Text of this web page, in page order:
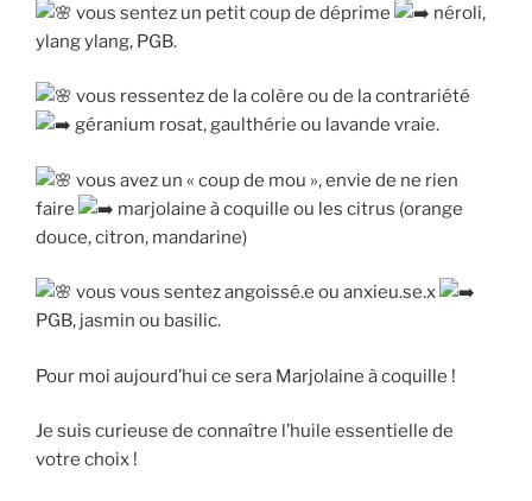
vous sentez un petit coup de déprime
néroli,
ylang ylang, PGB.
vous ressentez de la colère ou de la contrariété
géranium rosat, gaulthérie ou lavande vraie.
vous avez un « coup de mou », envie de ne rien
faire
marjolaine à coquille ou les citrus (orange
douce, citron, mandarine)
vous vous sentez angoissé.e ou anxieu.se.x
PGB, jasmin ou basilic.
Pour moi aujourd’hui ce sera Marjolaine à coquille !
Je suis curieuse de connaître l’huile essentielle de
votre choix !